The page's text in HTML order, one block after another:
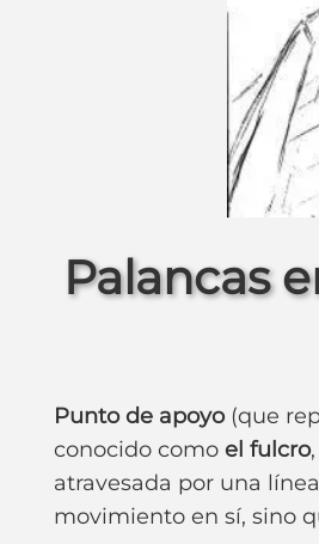
Palancas
Punto de apoyo(que
conocido como el fulcro
atravesada por una
movimiento en sí, sino